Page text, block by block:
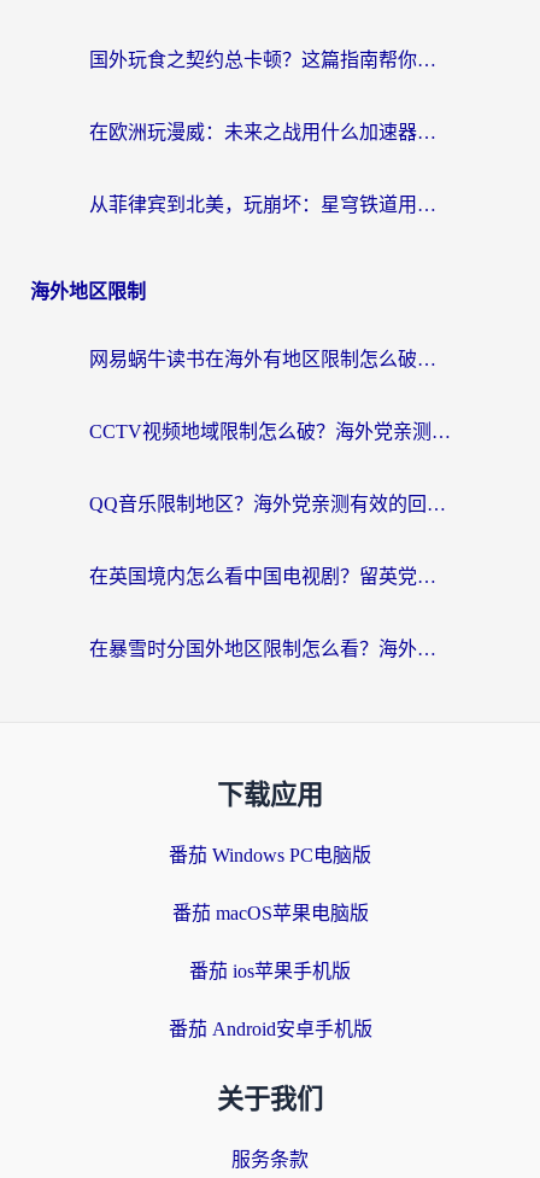
国外玩食之契约总卡顿？这篇指南帮你选对加速器（附瑞士地鼠传奇、菲律宾纳萨力克之王方案）
在欧洲玩漫威：未来之战用什么加速器最好用？老玩家亲测避坑指南
从菲律宾到北美，玩崩坏：星穹铁道用什么加速器好？我试过5款后选了它
海外地区限制
网易蜗牛读书在海外有地区限制怎么破解？3个实用方案帮你畅读无阻（附缅甸美国使用技巧）
CCTV视频地域限制怎么破？海外党亲测有效的回国加速解决方案
QQ音乐限制地区？海外党亲测有效的回国加速器选择指南（附听书音乐全攻略）
在英国境内怎么看中国电视剧？留英党亲测有效的追剧自由指南
在暴雪时分国外地区限制怎么看？海外党亲测有效的回国加速指南
下载应用
番茄 Windows PC电脑版
番茄 macOS苹果电脑版
番茄 ios苹果手机版
番茄 Android安卓手机版
关于我们
服务条款